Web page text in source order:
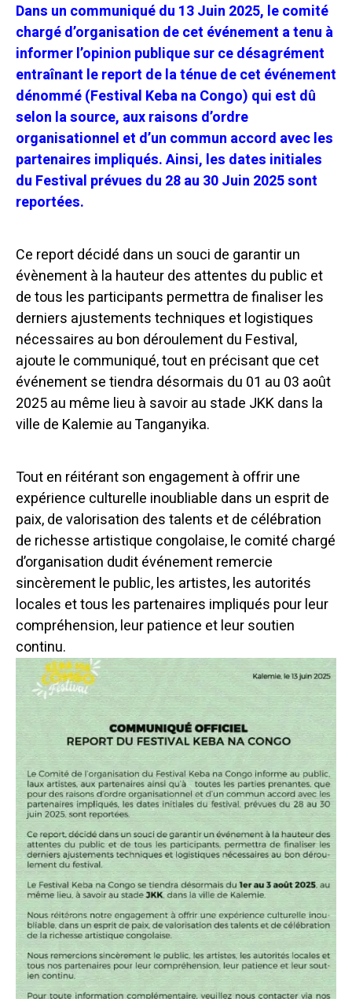
Dans un communiqué du 13 Juin 2025, le comité
chargé d’organisation de cet événement a tenu à
informer l’opinion publique sur ce désagrément
entraînant le report de la ténue de cet événement
dénommé (Festival Keba na Congo) qui est dû
selon la source, aux raisons d’ordre
organisationnel et d’un commun accord avec les
partenaires impliqués. Ainsi, les dates initiales
du Festival prévues du 28 au 30 Juin 2025 sont
reportées.
Ce report décidé dans un souci de garantir un
évènement à la hauteur des attentes du public et
de tous les participants permettra de finaliser les
derniers ajustements techniques et logistiques
nécessaires au bon déroulement du Festival,
ajoute le communiqué, tout en précisant que cet
événement se tiendra désormais du 01 au 03 août
2025 au même lieu à savoir au stade JKK dans la
ville de Kalemie au Tanganyika.
Tout en réitérant son engagement à offrir une
expérience culturelle inoubliable dans un esprit de
paix, de valorisation des talents et de célébration
de richesse artistique congolaise, le comité chargé
d’organisation dudit événement remercie
sincèrement le public, les artistes, les autorités
locales et tous les partenaires impliqués pour leur
compréhension, leur patience et leur soutien
continu.